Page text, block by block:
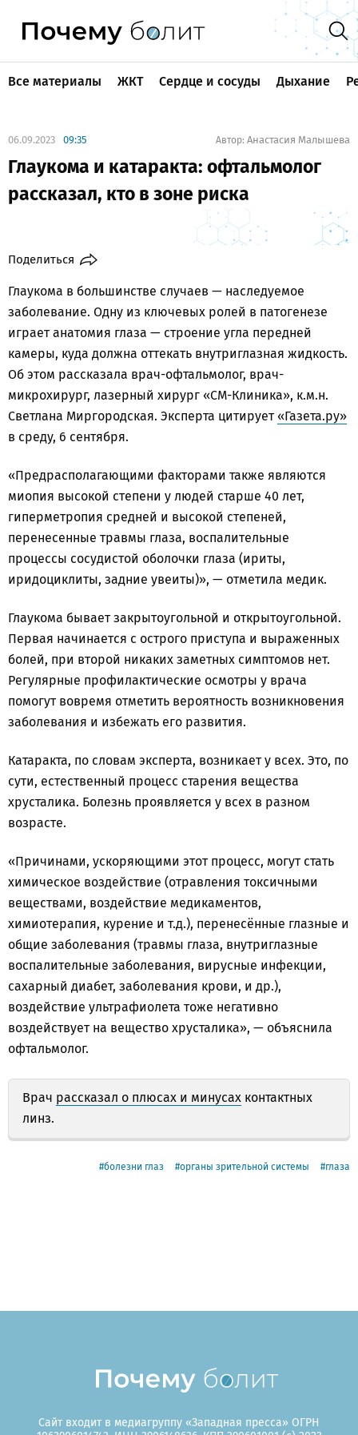
Все материалы ЖКТ Сердце и сосуды Дыхание
06.09.2023 09:35 Автор: Анастасия Малышева
Глаукома и катаракта: офтальмолог
рассказал, кто в зоне риска
Поделиться
Глаукома в большинстве случаев — наследуемое
заболевание. Одну из ключевых ролей в патогенезе
играет анатомия глаза — строение угла передней
камеры, куда должна оттекать внутриглазная жидкость.
Об этом рассказала врач-офтальмолог, врач-
микрохирург, лазерный хирург «СМ-Клиника», к.м.н.
Светлана Миргородская. Эксперта цитирует«Газета.ру»
в среду, 6 сентября.
«Предрасполагающими факторами также являются
миопия высокой степени у людей старше 40 лет,
гиперметропия средней и высокой степеней,
перенесенные травмы глаза, воспалительные
процессы сосудистой оболочки глаза (ириты,
иридоциклиты, задние увеиты)», — отметила медик.
Глаукома бывает закрытоугольной и открытоугольной.
Первая начинается с острого приступа и выраженных
болей, при второй никаких заметных симптомов нет.
Регулярные профилактические осмотры у врача
помогут вовремя отметить вероятность возникновения
заболевания и избежать его развития.
Катаракта, по словам эксперта, возникает у всех. Это, по
сути, естественный процесс старения вещества
хрусталика. Болезнь проявляется у всех в разном
возрасте.
«Причинами, ускоряющими этот процесс, могут стать
химическое воздействие (отравления токсичными
веществами, воздействие медикаментов,
химиотерапия, курение и т.д.), перенесённые глазные и
общие заболевания (травмы глаза, внутриглазные
воспалительные заболевания, вирусные инфекции,
сахарный диабет, заболевания крови, и др.),
воздействие ультрафиолета тоже негативно
воздействует на вещество хрусталика», — объяснила
офтальмолог.
Врач рассказал о плюсах и минусах контактных
линз.
болезни глаз органы зрительной системы глаза
Сайт входит в медиагруппу «Западная пресса» ОГРН